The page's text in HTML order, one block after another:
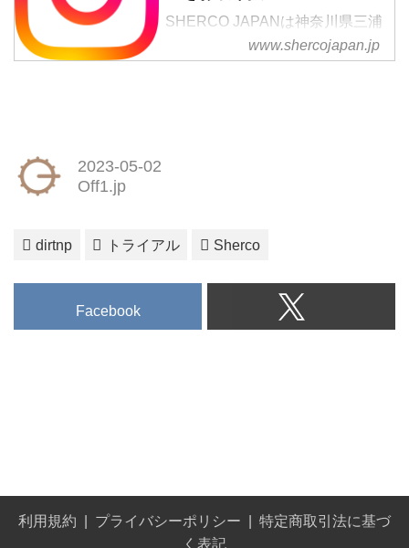
SHERCO JAPANは神奈川県三浦
郡のトータルカーショップ。トラ
イアルバイクとエンデューロバイ
www.shercojapan.jp
2023-05-02
Off1.jp
dirtnp トライアル Sherco
Facebook
利用規約 プライバシーポリシー
特定商取引法に基づ
く表記